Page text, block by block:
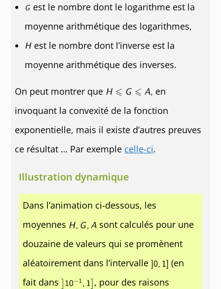
est le nombre dont le logarithme est la
moyenne arithmétique des logarithmes,
est le nombre dont l’inverse est la
moyenne arithmétique des inverses.
On peut montrer que
en
invoquant la convexité de la fonction
exponentielle, mais il existe d’autres preuves
ce résultat … Par exemple celle-ci.
Illustration dynamique
Dans l’animation ci-dessous, les
moyennes
sont calculés pour une
douzaine de valeurs qui se promènent
aléatoirement dans l’intervalle
(en
fait dans
, pour des raisons